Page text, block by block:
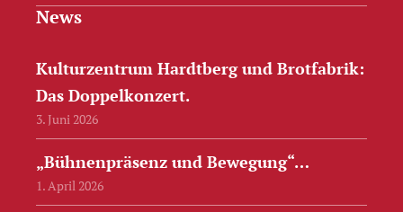
News
Kulturzentrum Hardtberg und Brotfabrik:
Das Doppelkonzert.
3. Juni 2026
„Bühnenpräsenz und Bewegung“…
1. April 2026